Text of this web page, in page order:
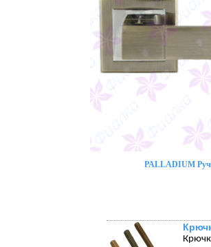
PALLADIUM